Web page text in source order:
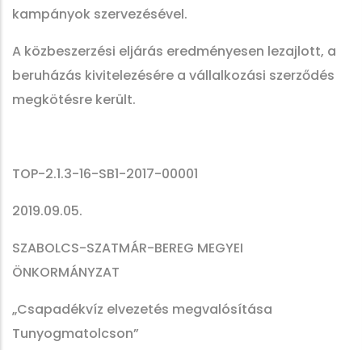
kampányok szervezésével.
A közbeszerzési eljárás eredményesen lezajlott, a
beruházás kivitelezésére a vállalkozási szerződés
megkötésre került.
TOP-2.1.3-16-SB1-2017-00001
2019.09.05.
SZABOLCS-SZATMÁR-BEREG MEGYEI
ÖNKORMÁNYZAT
„Csapadékvíz elvezetés megvalósítása
Tunyogmatolcson”